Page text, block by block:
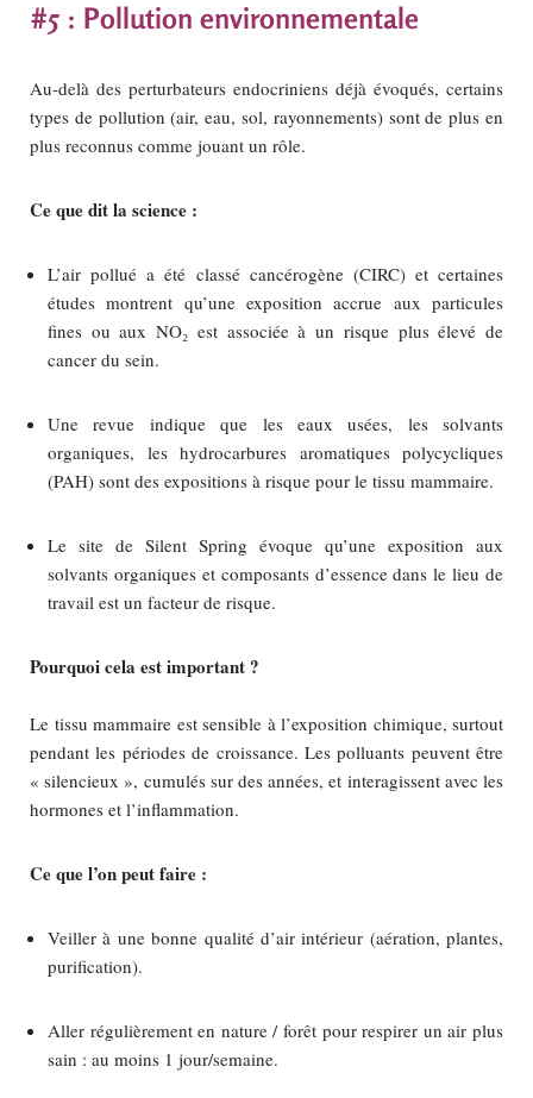
#5 : Pollution environnementale
Au‑delà des perturbateurs endocriniens déjà évoqués, certains
types de pollution (air, eau, sol, rayonnements) sont de plus en
plus reconnus comme jouant un rôle.
Ce que dit la science :
L’air pollué a été classé cancérogène (CIRC) et certaines
études montrent qu’une exposition accrue aux particules
fines ou aux NO₂ est associée à un risque plus élevé de
cancer du sein.
Une revue indique que les eaux usées, les solvants
organiques, les hydrocarbures aromatiques polycycliques
(PAH) sont des expositions à risque pour le tissu mammaire.
Le site de Silent Spring évoque qu’une exposition aux
solvants organiques et composants d’essence dans le lieu de
travail est un facteur de risque.
Pourquoi cela est important ?
Le tissu mammaire est sensible à l’exposition chimique, surtout
pendant les périodes de croissance. Les polluants peuvent être
« silencieux », cumulés sur des années, et interagissent avec les
hormones et l’inflammation.
Ce que l’on peut faire :
Veiller à une bonne qualité d’air intérieur (aération, plantes,
purification).
Aller régulièrement en nature / forêt pour respirer un air plus
sain : au moins 1 jour/semaine.